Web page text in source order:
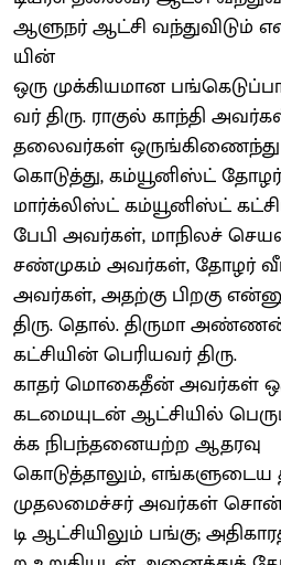
ஆளுநர் ஆட்சி
யின்
ஒரு முக்கியமான
வர் திரு. ராகுல் காந்தி
தலைவர்கள்
கொடுத்து, கம்யூனிஸ்ட்
மார்க்லிஸ்ட் கம்யூனிஸ்ட்
பேபி அவர்கள், மாநிலச்
சண்முகம் அவர்கள், தோழர்
அவர்கள், அதற்கு பிறகு
திரு. தொல். திருமா
கட்சியின் பெரியவர் திரு.
காதர் மொகைதீன் அவர்கள்
கடமையுடன் ஆட்சியில்
க்க நிபந்தனையற்ற ஆதரவு
கொடுத்தாலும், எங்களுடைய
முதலமைச்சர் அவர்கள்
டி ஆட்சியிலும் பங்கு;